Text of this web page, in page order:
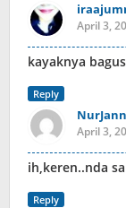
April 3,
kayaknya
Reply
April 3,
ih,keren..nda
Reply